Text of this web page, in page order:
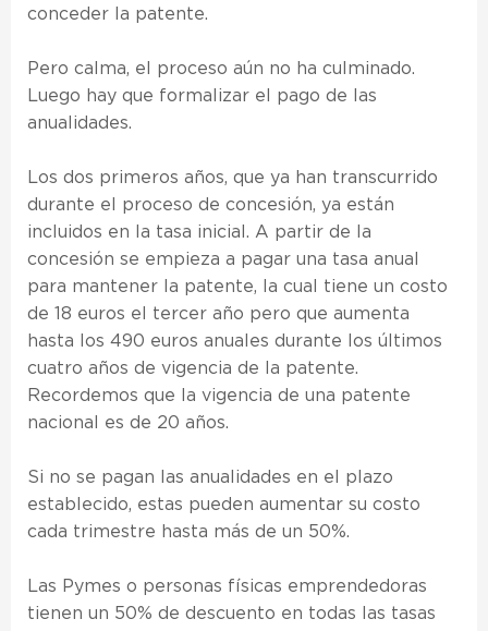
conceder la patente.
Pero calma, el proceso aún no ha culminado.
Luego hay que formalizar el pago de las
anualidades.
Los dos primeros años, que ya han transcurrido
durante el proceso de concesión, ya están
incluidos en la tasa inicial. A partir de la
concesión se empieza a pagar una tasa anual
para mantener la patente, la cual tiene un costo
de 18 euros el tercer año pero que aumenta
hasta los 490 euros anuales durante los últimos
cuatro años de vigencia de la patente.
Recordemos que la vigencia de una patente
nacional es de 20 años.
Si no se pagan las anualidades en el plazo
establecido, estas pueden aumentar su costo
cada trimestre hasta más de un 50%.
Las Pymes o personas físicas emprendedoras
tienen un 50% de descuento en todas las tasas